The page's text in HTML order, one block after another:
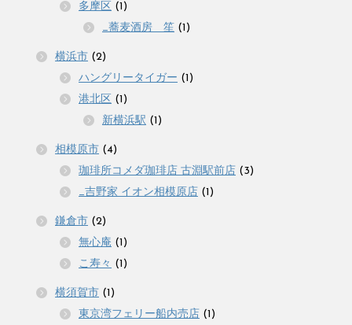
多摩区 (1)
_蕎麦酒房 笙 (1)
横浜市 (2)
ハングリータイガー (1)
港北区 (1)
新横浜駅 (1)
相模原市 (4)
珈琲所コメダ珈琲店 古淵駅前店 (3)
_吉野家 イオン相模原店 (1)
鎌倉市 (2)
無心庵 (1)
こ寿々 (1)
横須賀市 (1)
東京湾フェリー船内売店 (1)